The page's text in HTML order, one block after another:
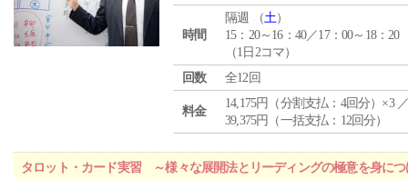
時間
隔週 （土）
15：20～16：40／17：00～18：20
（1日2コマ）
回数
全12回
料金
14,175円（分割支払：4回分）×3
39,375円（一括支払：12回分）
タロット・カード実習 ～様々な展開法とリーディングの極意を身につ